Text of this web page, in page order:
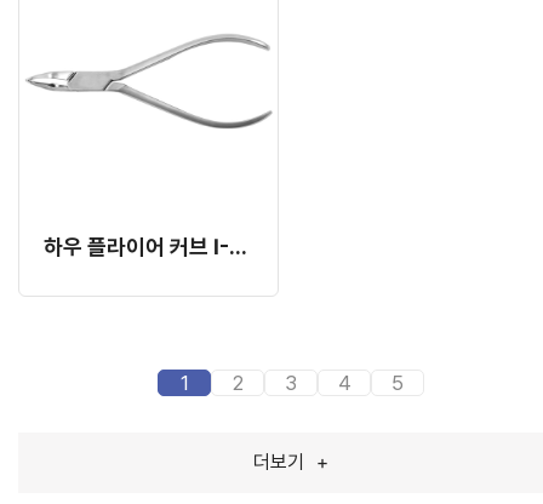
하우 플라이어 커브 I-111
1 2 3 4 5
더보기 +